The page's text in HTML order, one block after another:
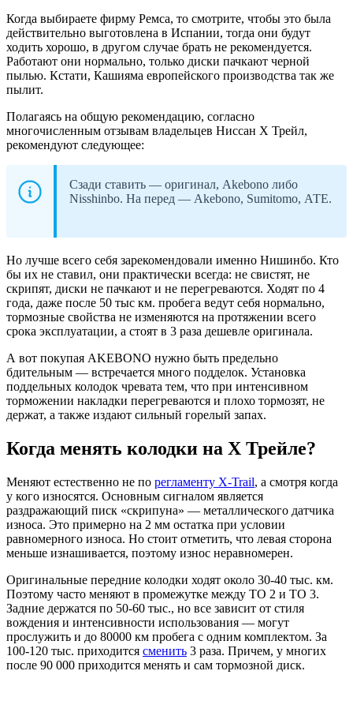
Когда выбираете фирму Ремса, то смотрите, чтобы это была
действительно выготовлена в Испании, тогда они будут
ходить хорошо, в другом случае брать не рекомендуется.
Работают они нормально, только диски пачкают черной
пылью. Кстати, Кашияма европейского производства так же
пылит.
Полагаясь на общую рекомендацию, согласно
многочисленным отзывам владельцев Ниссан Х Трейл,
рекомендуют следующее:
Сзади ставить — оригинал, Akebono либо
Nisshinbo. На перед — Akebono, Sumitomo, АТЕ.
Но лучше всего себя зарекомендовали именно Нишинбо. Кто
бы их не ставил, они практически всегда: не свистят, не
скрипят, диски не пачкают и не перегреваются. Ходят по 4
года, даже после 50 тыс км. пробега ведут себя нормально,
тормозные свойства не изменяются на протяжении всего
срока эксплуатации, а стоят в 3 раза дешевле оригинала.
А вот покупая AKEBONO нужно быть предельно
бдительным — встречается много подделок. Установка
поддельных колодок чревата тем, что при интенсивном
торможении накладки перегреваются и плохо тормозят, не
держат, а также издают сильный горелый запах.
Когда менять колодки на Х Трейле?
Меняют естественно не по регламенту X-Trail, а смотря когда
у кого износятся. Основным сигналом является
раздражающий писк «скрипуна» — металлического датчика
износа. Это примерно на 2 мм остатка при условии
равномерного износа. Но стоит отметить, что левая сторона
меньше изнашивается, поэтому износ неравномерен.
Оригинальные передние колодки ходят около 30-40 тыс. км.
Поэтому часто меняют в промежутке между ТО 2 и ТО 3.
Задние держатся по 50-60 тыс., но все зависит от стиля
вождения и интенсивности использования — могут
прослужить и до 80000 км пробега с одним комплектом. За
100-120 тыс. приходится сменить 3 раза. Причем, у многих
после 90 000 приходится менять и сам тормозной диск.